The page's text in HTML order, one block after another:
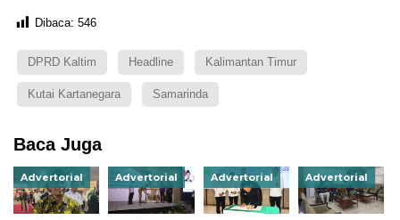
Dibaca: 546
DPRD Kaltim Headline Kalimantan Timur
Kutai Kartanegara Samarinda
Baca Juga
Advertorial Advertorial Advertorial Advertorial